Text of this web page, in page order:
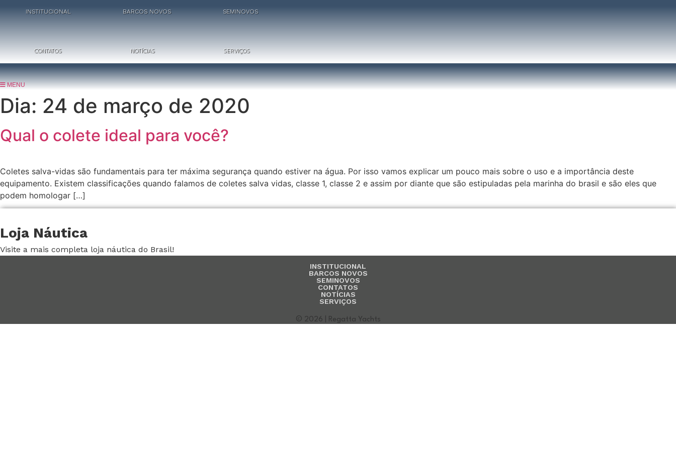
INSTITUCIONAL BARCOS NOVOS SEMINOVOS
CONTATOS NOTÍCIAS SERVIÇOS
MENU
Dia: 24 de março de 2020
Qual o colete ideal para você?
Coletes salva-vidas são fundamentais para ter máxima segurança quando estiver na água. Por isso vamos explicar um pouco mais sobre o uso e a importância deste
equipamento. Existem classificações quando falamos de coletes salva vidas, classe 1, classe 2 e assim por diante que são estipuladas pela marinha do brasil e são eles que
podem homologar […]
Loja Náutica
Visite a mais completa loja náutica do Brasil!
INSTITUCIONAL
BARCOS NOVOS
SEMINOVOS
CONTATOS
NOTÍCIAS
SERVIÇOS
© 2026 | Regatta Yachts